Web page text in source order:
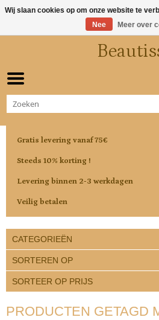
Gratis levering vanaf 75€
Steeds 10% korting !
Levering binnen 2-3 werkdagen
Veilig betalen
CATEGORIEËN
SORTEREN OP
SORTEER OP PRIJS
PRODUCTEN GETAGD
Wij slaan cookies op om onze website te
Nee
Meer over